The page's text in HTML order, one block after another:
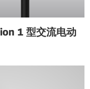
1 型交流电动